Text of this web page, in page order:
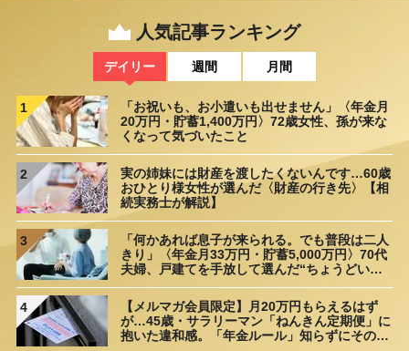
人気記事ランキング
デイリー 週間 月間
1
「お祝いも、お小遣いも出せません」〈年金月
20万円・貯蓄1,400万円〉72歳女性、孫が来な
くなって気づいたこと
2
実の姉妹には財産を渡したくないんです…60歳
おひとり様女性が選んだ〈財産の行き先〉【相
続実務士が解説】
3
「何かあれば息子が来られる。でも普段は二人
きり」〈年金月33万円・貯蓄5,000万円〉70代
夫婦、戸建てを手放して選んだ“ちょうどいい
4
【メルマガ会員限定】月20万円もらえるはず
が…45歳・サラリーマン「ねんきん定期便」に
抱いた違和感。「年金ルール」知らずにそのま